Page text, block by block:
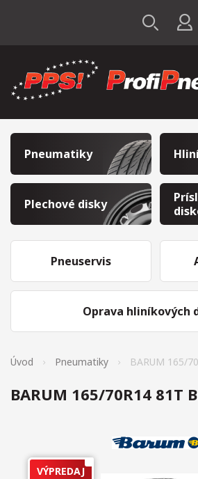
Pneumatiky
Plechové disky
Pneuservis
Oprava hliníkových
Úvod Pneumatiky BARUM 165/
BARUM 165/70R14 81T
VÝPREDAJ